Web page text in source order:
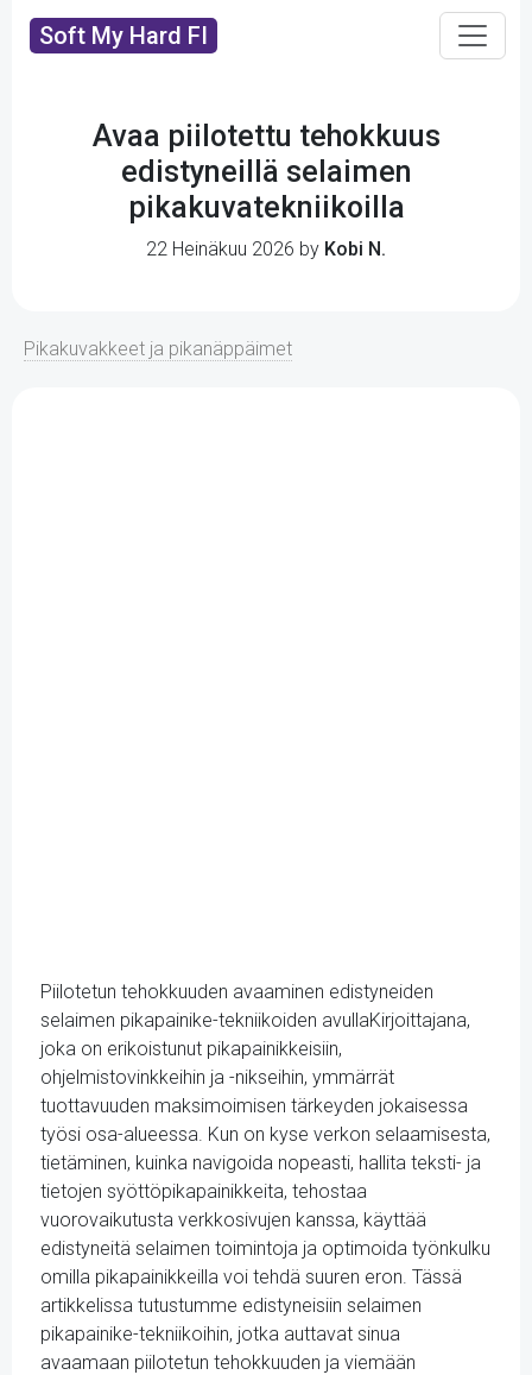
Soft My Hard FI
Avaa piilotettu tehokkuus
edistyneillä selaimen
pikakuvatekniikoilla
22 Heinäkuu 2026 by Kobi N.
Pikakuvakkeet ja pikanäppäimet
Piilotetun tehokkuuden avaaminen edistyneiden
selaimen pikapainike-tekniikoiden avullaKirjoittajana,
joka on erikoistunut pikapainikkeisiin,
ohjelmistovinkkeihin ja -nikseihin, ymmärrät
tuottavuuden maksimoimisen tärkeyden jokaisessa
työsi osa-alueessa. Kun on kyse verkon selaamisesta,
tietäminen, kuinka navigoida nopeasti, hallita teksti- ja
tietojen syöttöpikapainikkeita, tehostaa
vuorovaikutusta verkkosivujen kanssa, käyttää
edistyneitä selaimen toimintoja ja optimoida työnkulku
omilla pikapainikkeilla voi tehdä suuren eron. Tässä
artikkelissa tutustumme edistyneisiin selaimen
pikapainike-tekniikoihin, jotka auttavat sinua
avaamaan piilotetun tehokkuuden ja viemään